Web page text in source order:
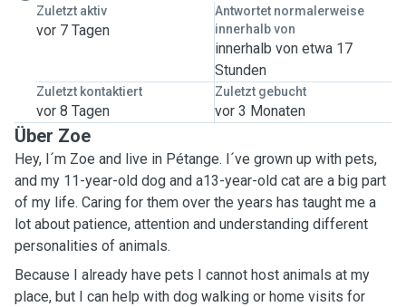
Zuletzt aktiv
vor 7 Tagen
Antwortet normalerweise
innerhalb von
innerhalb von etwa 17
Stunden
Zuletzt kontaktiert
vor 8 Tagen
Zuletzt gebucht
vor 3 Monaten
Über Zoe
Hey, I´m Zoe and live in Pétange. I´ve grown up with pets,
and my 11-year-old dog and a13-year-old cat are a big part
of my life. Caring for them over the years has taught me a
lot about patience, attention and understanding different
personalities of animals.
Because I already have pets I cannot host animals at my
place, but I can help with dog walking or home visits for